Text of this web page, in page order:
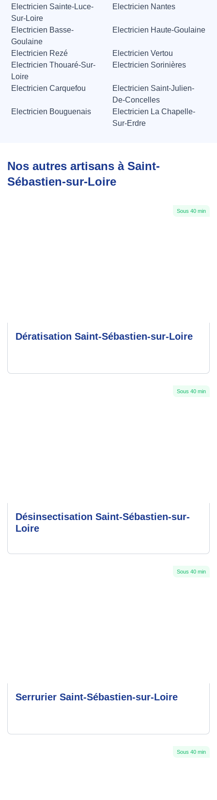
Electricien Sainte-Luce-
Sur-Loire
Electricien Nantes
Electricien Basse-
Goulaine
Electricien Haute-Goulaine
Electricien Rezé
Electricien Vertou
Electricien Thouaré-Sur-
Loire
Electricien Sorinières
Electricien Carquefou
Electricien Saint-Julien-
De-Concelles
Electricien Bouguenais
Electricien La Chapelle-
Sur-Erdre
Nos autres artisans à Saint-
Sébastien-sur-Loire
Sous 40 min
Dératisation Saint-Sébastien-sur-Loire
Sous 40 min
Désinsectisation Saint-Sébastien-sur-
Loire
Sous 40 min
Serrurier Saint-Sébastien-sur-Loire
Sous 40 min